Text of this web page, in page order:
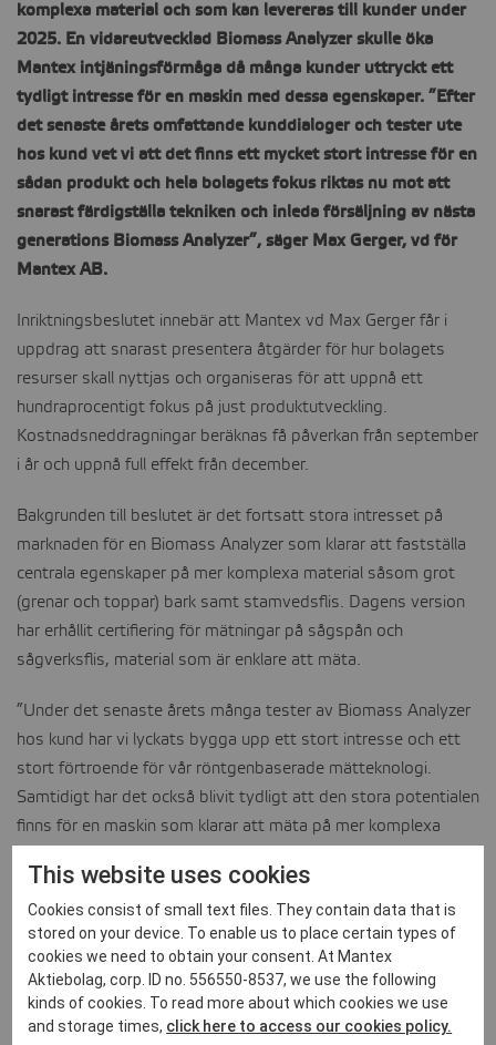
komplexa material och som kan levereras till kunder under
2025. En vidareutvecklad Biomass Analyzer skulle öka
Mantex intjäningsförmåga då många kunder uttryckt ett
tydligt intresse för en maskin med dessa egenskaper. ”Efter
det senaste årets omfattande kunddialoger och tester ute
hos kund vet vi att det finns ett mycket stort intresse för en
sådan produkt och hela bolagets fokus riktas nu mot att
snarast färdigställa tekniken och inleda försäljning av nästa
generations Biomass Analyzer”, säger Max Gerger, vd för
Mantex AB.
Inriktningsbeslutet innebär att Mantex vd Max Gerger får i
uppdrag att snarast presentera åtgärder för hur bolagets
resurser skall nyttjas och organiseras för att uppnå ett
hundraprocentigt fokus på just produktutveckling.
Kostnadsneddragningar beräknas få påverkan från september
i år och uppnå full effekt från december.
Bakgrunden till beslutet är det fortsatt stora intresset på
marknaden för en Biomass Analyzer som klarar att fastställa
centrala egenskaper på mer komplexa material såsom grot
(grenar och toppar) bark samt stamvedsflis. Dagens version
har erhållit certifiering för mätningar på sågspån och
sågverksflis, material som är enklare att mäta.
”Under det senaste årets många tester av Biomass Analyzer
hos kund har vi lyckats bygga upp ett stort intresse och ett
stort förtroende för vår röntgenbaserade mätteknologi.
Samtidigt har det också blivit tydligt att den stora potentialen
finns för en maskin som klarar att mäta på mer komplexa
som kunderna använder i sin produktion”, säger Max Gerger,
vd för Mantex.
Mantex har tidigare kommunicerat att bolaget har ett lovande
teknikspår för att klara denna typ av mätningar.
This website uses cookies
Cookies consist of small text files. They contain data that is
stored on your device. To enable us to place certain types of
cookies we need to obtain your consent. At Mantex
Aktiebolag, corp. ID no. 556550-8537, we use the following
kinds of cookies. To read more about which cookies we use
and storage times, click here to access our cookies policy.